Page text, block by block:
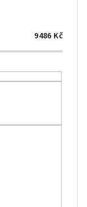
9486 Kč